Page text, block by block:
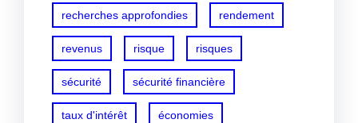
recherches approfondies rendement
revenus risque risques
sécurité sécurité financière
taux d'intérêt économies